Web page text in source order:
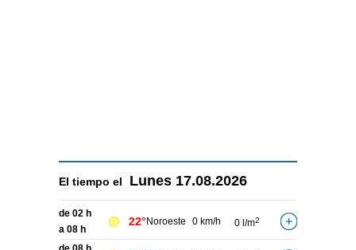
El tiempo el Lunes 17.08.2026
de 02 h
a 08 h
22° Noroeste 0 km/h 0 l/m2